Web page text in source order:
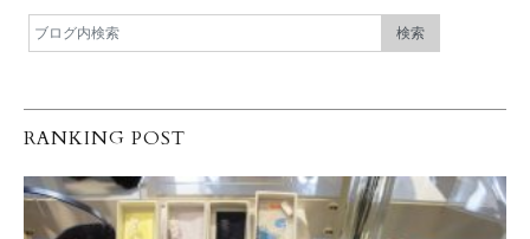
RANKING POST